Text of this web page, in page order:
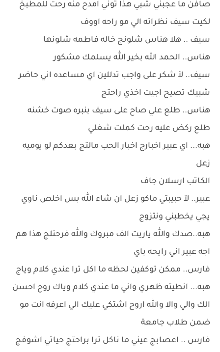
صافن ما عجبني شبي هذا توني امدح منه رحت للمطبخ
لكيت سيف نظراته الي مو راحه اووف
سيف .. هلا هناس شلونج خاله فاطمه شلونها
هناس.. الحمد الله بخير الله يسلمك مشكور
سيف.. لآ شكر على واجب تدللين اي مساعده اني حاضر
شبيك تصيح اجيت اخذي راحتج
هناس.. طلع علي صاح على سيف بنبره صوت خشنه
طلع ركض عليه رحت كملت شغلي
هبه... اي عبير اخبارج اخبار الحب مالتج بعدكم لو يوميه
زعل
الكاتب ارسلان جاف
عبير.. لآ حبيبتي ماكو زعل ان شاء الله بس اخلص ناوي
يجي يخطبني ونتزوج
هبه..صدك والله ياريت الف مبروك والله فرحتلج هذا هم
اجه عبير اني رايحه باي
فارس.. ممكن توكفين لحظه ما اكل ترا عندي كلام وياج
هبه... انطيته ظهري واني ما عندي كلام وياك روح احسن
الك والي والا والله اروح اشتكي عليك الي اعرفه انت مو
ضمن طلاب جامعة
فارس .. اعصابج عيني ما ناكل ترا براحتج حياتي اشوفج